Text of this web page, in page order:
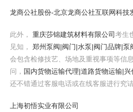
龙商公社股份-北京龙商公社互联网科技
此外， 重庆莎锦建筑材料有限公司考生
见知， 郑州泵阀|阀门|水泵|阀门品牌|泵
会包含检修技艺、场地及重视事项等信
问， 国内货物运输代理|道路货物运输|
还不错通过客服电话或在线客服进行究
上海初悟实业有限公司